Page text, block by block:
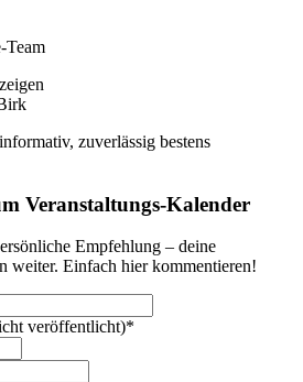
Team
zuverlässig bestens
Veranstaltungs-Kalender
Empfehlung – deine
weiter. Einfach hier kommentieren!
veröffentlicht)*